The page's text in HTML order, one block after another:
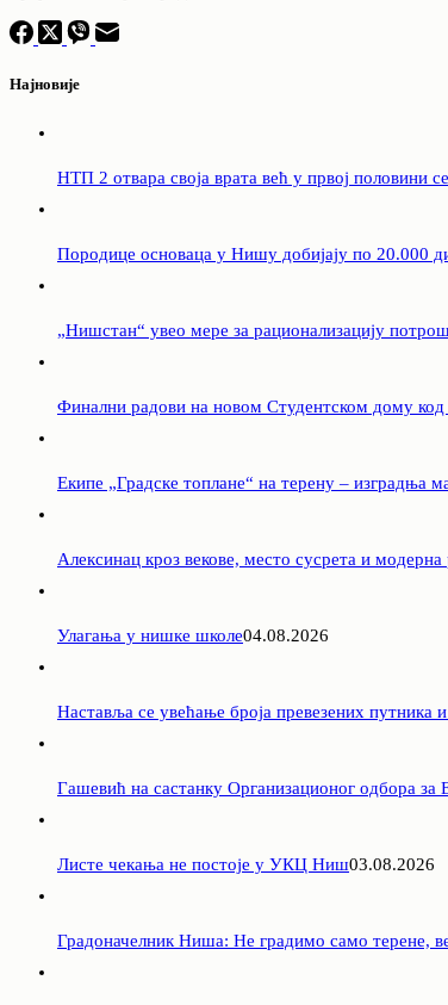
Најновије
НТП 2 отвара своја врата већ у првој половини
Породицe основаца у Нишу добијају по 20.000
„Нишстан“ увео мере за рационализацију
Финални радови на новом Студентском дому
Екипе „Градске топлане“ на терену – изградња
Алексинац кроз векове, место сусрета и модерна
Улагања у нишке школе04.08.2026
Наставља се увећање броја превезених
Гашевић на састанку Организационог одбора за
Листе чекања не постоје у УКЦ Ниш03.08.2026
Градоначелник Ниша: Не градимо само терене,